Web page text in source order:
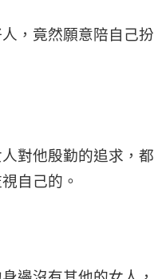
，竟然願意陪自己扮
對他殷勤的追求，都
自己的。